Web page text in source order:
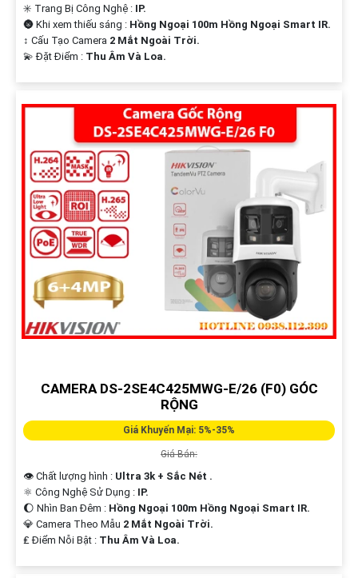
✳️ Trang Bị Công Nghệ : IP.
🌚 Khi xem thiếu sáng : Hồng Ngoại 100m Hồng Ngoại Smart IR.
↕️ Cấu Tạo Camera 2 Mắt Ngoài Trời.
️💫 Đặt Điểm : Thu Âm Và Loa.
CAMERA DS-2SE4C425MWG-E/26 (F0) GÓC
RỘNG
Giá Khuyến Mại: 5%-35%
Giá Bán:
👁 Chất lượng hình : Ultra 3k + Sắc Nét .
⚛️ Công Nghệ Sử Dụng : IP.
🌔 Nhìn Ban Đêm : Hồng Ngoại 100m Hồng Ngoại Smart IR.
💎 Camera Theo Mẫu 2 Mắt Ngoài Trời.
️₤ Điểm Nỗi Bật : Thu Âm Và Loa.